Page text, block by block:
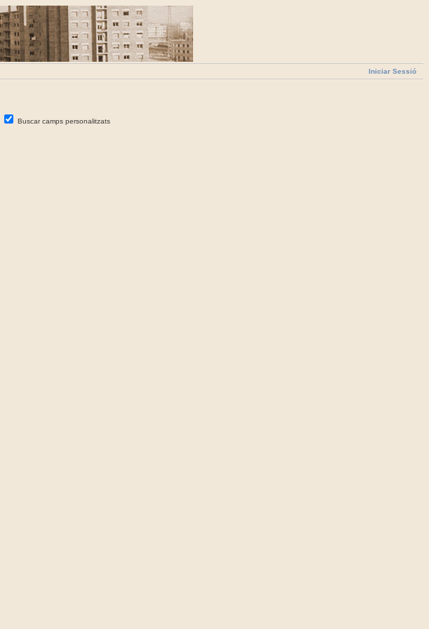
Iniciar Sessió
Buscar camps personalitzats